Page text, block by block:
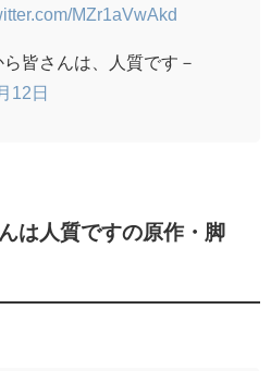
MZr1aVwAkd
皆さんは、人質です－
12日
は人質ですの原作・脚